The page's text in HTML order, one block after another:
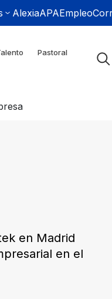
AlexiaAPAEmpleo
Pastoral
en Madrid
en el